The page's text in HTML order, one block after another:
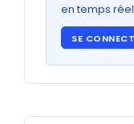
Abribus
en temps
SE